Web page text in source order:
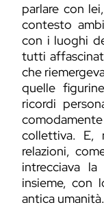
parlare con
contesto
con i luoghi
tutti
che
quelle
ricordi
collettiva. E,
relazioni,
intrecciava
insieme, con
antica umanità.